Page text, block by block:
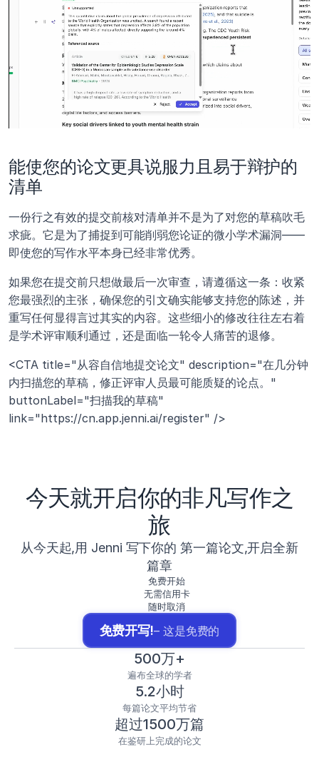
能使您的论文更具说服力且易于辩护的
清单
一份行之有效的提交前核对清单并不是为了对您的草稿吹毛
求疵。它是为了捕捉到可能削弱您论证的微小学术漏洞——
即使您的写作水平本身已经非常优秀。
如果您在提交前只想做最后一次审查，请遵循这一条：收紧
您最强烈的主张，确保您的引文确实能够支持您的陈述，并
重写任何显得言过其实的内容。这些细小的修改往往左右着
是学术评审顺利通过，还是面临一轮令人痛苦的退修。
<CTA title="从容自信地提交论文" description="在几分钟
内扫描您的草稿，修正评审人员最可能质疑的论点。"
buttonLabel="扫描我的草稿"
link="https://cn.app.jenni.ai/register" />
今天就开启你的非凡写作之
旅
从今天起,用 Jenni 写下你的 第一篇论文,开启全新
篇章
免费开始
无需信用卡
随时取消
免费开写!– 这是免费的
500万+
遍布全球的学者
5.2小时
每篇论文平均节省
超过1500万篇
在鉴研上完成的论文